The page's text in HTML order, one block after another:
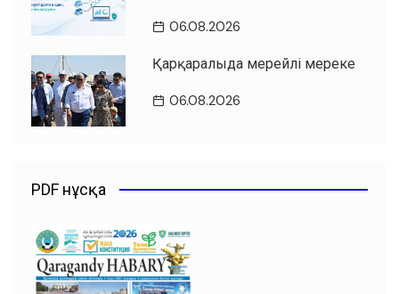
06.08.2026
Қарқаралыда мерейлі мереке
06.08.2026
PDF нұсқа